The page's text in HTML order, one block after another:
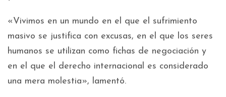
«Vivimos en un mundo en el que el sufrimiento
masivo se justifica con excusas, en el que los seres
humanos se utilizan como fichas de negociación y
en el que el derecho internacional es considerado
una mera molestia», lamentó.